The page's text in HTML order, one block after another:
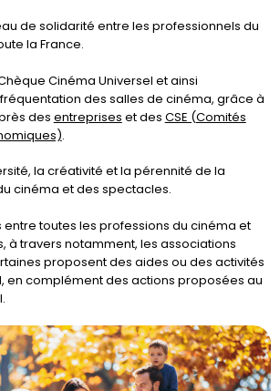
de solidarité entre les professionnels du
la France.
Cinéma Universel et ainsi
des salles de cinéma, grâce à
des entreprises et des CSE (Comités
.
la créativité et la pérennité de la
cinéma et des spectacles.
entre toutes les professions du cinéma et
à travers notamment, les associations
proposent des aides ou des activités
en complément des actions proposées au